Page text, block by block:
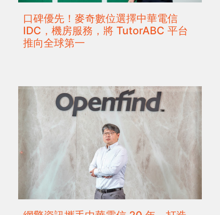
口碑優先！麥奇數位選擇中華電信
IDC，機房服務，將 TutorABC 平台
推向全球第一